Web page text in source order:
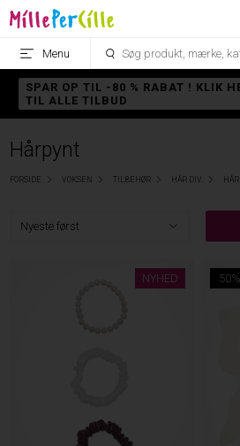
Menu
SPAR OP TIL -80 % RABAT ! KLIK
TIL ALLE TILBUD
Hårpynt
FORSIDE VOKSEN TILBEHØR HÅR DIV.
NYHED 50%